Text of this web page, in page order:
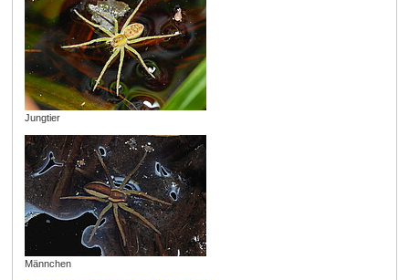
Jungtier
Männchen